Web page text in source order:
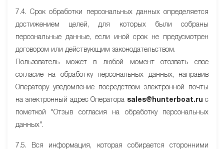
7.4. Срок обработки персональных данных определяется
достижением целей, для которых были собраны
персональные данные, если иной срок не предусмотрен
договором или действующим законодательством.
Пользователь может в любой момент отозвать свое
согласие на обработку персональных данных, направив
Оператору уведомление посредством электронной почты
на электронный адрес Оператора sales@hunterboat.ru с
пометкой "Отзыв согласия на обработку персональных
данных".
7.5. Вся информация, которая собирается сторонними